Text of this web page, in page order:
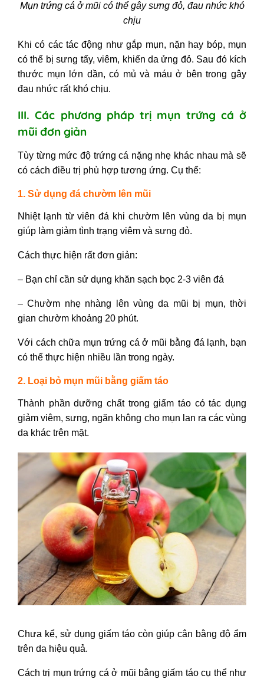
Mụn trứng cá ở mũi có thể gây sưng đỏ, đau nhức khó
chịu
Khi có các tác động như gắp mụn, nặn hay bóp, mụn
có thể bị sưng tấy, viêm, khiến da ửng đỏ. Sau đó kích
thước mụn lớn dần, có mủ và máu ở bên trong gây
đau nhức rất khó chịu.
III. Các phương pháp trị mụn trứng cá ở
mũi đơn giản
Tùy từng mức độ trứng cá nặng nhẹ khác nhau mà sẽ
có cách điều trị phù hợp tương ứng. Cụ thể:
1. Sử dụng đá chườm lên mũi
Nhiệt lạnh từ viên đá khi chườm lên vùng da bị mụn
giúp làm giảm tình trạng viêm và sưng đỏ.
Cách thực hiện rất đơn giản:
– Bạn chỉ cần sử dụng khăn sạch bọc 2-3 viên đá
– Chườm nhẹ nhàng lên vùng da mũi bị mụn, thời
gian chườm khoảng 20 phút.
Với cách chữa mụn trứng cá ở mũi bằng đá lạnh, bạn
có thể thực hiện nhiều lần trong ngày.
2. Loại bỏ mụn mũi bằng giấm táo
Thành phần dưỡng chất trong giấm táo có tác dụng
giảm viêm, sưng, ngăn không cho mụn lan ra các vùng
da khác trên mặt.
Chưa kể, sử dụng giấm táo còn giúp cân bằng độ ẩm
trên da hiệu quả.
Cách trị mụn trứng cá ở mũi bằng giấm táo cụ thể như